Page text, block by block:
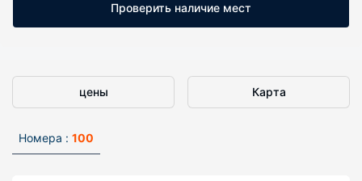
Проверить наличие мест
цены Карта
Номера : 100